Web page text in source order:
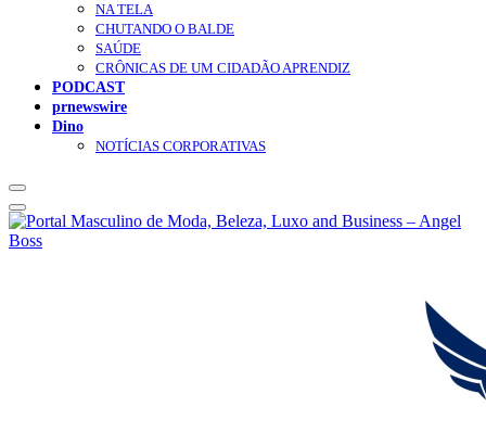
NA TELA
CHUTANDO O BALDE
SAÚDE
CRÔNICAS DE UM CIDADÃO APRENDIZ
PODCAST
prnewswire
Dino
NOTÍCIAS CORPORATIVAS